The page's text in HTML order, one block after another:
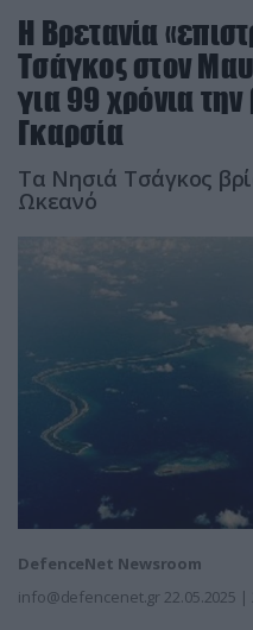
H Βρετανία
Τσάγκος στον
για 99 χρόνια
Γκαρσία
Τα Νησιά Τσάγκος
Ωκεανό
DefenceNet Newsroom
info@defencenet.gr 22.05.2025 |